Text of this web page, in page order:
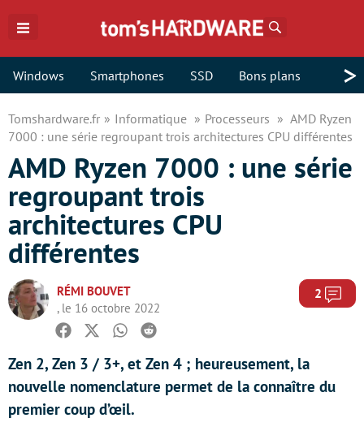
Windows Smartphones SSD Bons plans >
Tomshardware.fr Informatique Processeurs
AMD Ryzen
7000 : une série regroupant trois architectures CPU différentes
AMD Ryzen 7000 : une série
regroupant trois
architectures CPU
différentes
RÉMI BOUVET
, le 16 octobre 2022
2
Facebook
TwitterWhatsapp
Reddit
Zen 2, Zen 3 / 3+, et Zen 4 ; heureusement, la
nouvelle nomenclature permet de la connaître du
premier coup d’œil.